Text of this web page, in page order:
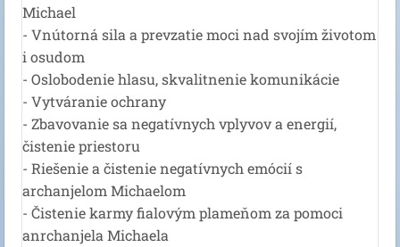
Michael
- Vnútorná sila a prevzatie moci nad svojím životom
i osudom
- Oslobodenie hlasu, skvalitnenie komunikácie
- Vytváranie ochrany
- Zbavovanie sa negatívnych vplyvov a energií,
čistenie priestoru
- Riešenie a čistenie negatívnych emócií s
archanjelom Michaelom
- Čistenie karmy fialovým plameňom za pomoci
anrchanjela Michaela